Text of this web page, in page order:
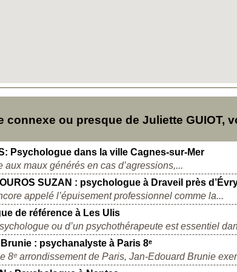
connexe ou presque de Juliette GUIOT,
Psychologue dans la ville Cagnes-sur-Mer
aux maux générés en cas d’agressions,...
SUZAN : psychologue à Draveil près
appelé l’épuisement professionnel comme la...
de référence à Les Ulis
ou d’un psychothérapeute est essentiel
: psychanalyste à Paris 8ᵉ
8ᵉ arrondissement de Paris, Jan-Edouard Brunie